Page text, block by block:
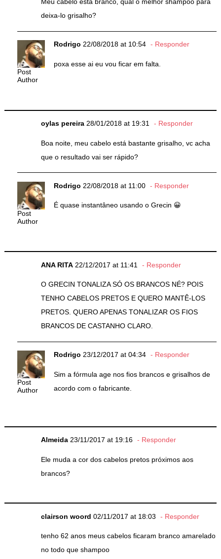
deixa-lo grisalho?
Post
Author
Rodrigo 22/08/2018 at 10:54 Responder
poxa esse ai eu vou ficar em falta.
oylas pereira 28/01/2018 at 19:31 Responder
Boa noite, meu cabelo está bastante grisalho, vc acha
que o resultado vai ser rápido?
Post
Author
Rodrigo 22/08/2018 at 11:00 Responder
É quase instantâneo usando o Grecin 😀
ANA RITA 22/12/2017 at 11:41 Responder
O GRECIN TONALIZA SÓ OS BRANCOS NÉ? POIS
TENHO CABELOS PRETOS E QUERO MANTÊ-LOS
PRETOS. QUERO APENAS TONALIZAR OS FIOS
BRANCOS DE CASTANHO CLARO.
Post
Author
Rodrigo 23/12/2017 at 04:34 Responder
Sim a fórmula age nos fios brancos e grisalhos de
acordo com o fabricante.
Almeida 23/11/2017 at 19:16 Responder
Ele muda a cor dos cabelos pretos próximos aos
brancos?
clairson woord 02/11/2017 at 18:03 Responder
tenho 62 anos meus cabelos ficaram branco amarelado
no todo que shampoo